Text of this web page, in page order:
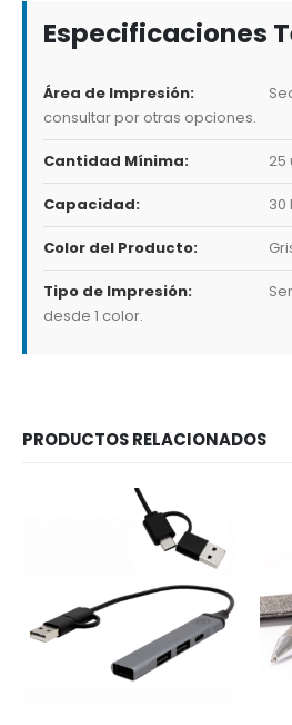
Especificaciones
Área de Impresión:
consultar por otras opciones.
Cantidad Mínima: 25
Capacidad: 30
Color del Producto:
Tipo de Impresión:
desde 1 color.
PRODUCTOS RELACIONADOS